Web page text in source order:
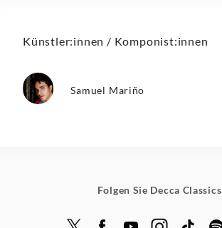
Künstler:innen / Komponist:innen
Samuel Mariño
Folgen Sie Decca Classics